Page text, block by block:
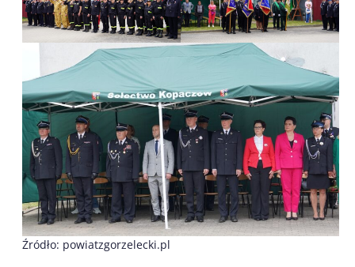
Źródło: powiatzgorzelecki.pl